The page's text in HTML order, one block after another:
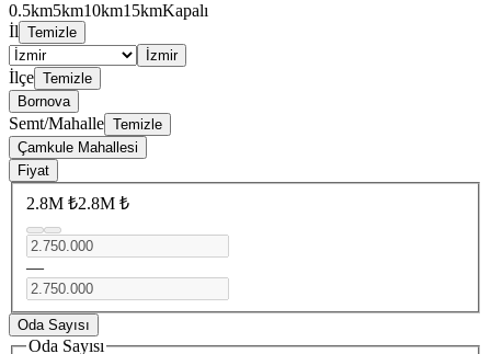
0.5km5km10km15kmKapalı
İl Temizle
İzmir
İlçe Temizle
Bornova
Semt/Mahalle Temizle
Çamkule Mahallesi
Fiyat
2.8M ₺2.8M ₺
—
Oda Sayısı
Oda Sayısı